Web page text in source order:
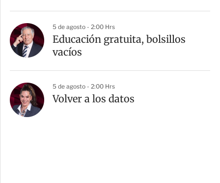
5 de agosto - 2:00 Hrs
Educación gratuita, bolsillos
vacíos
5 de agosto - 2:00 Hrs
Volver a los datos